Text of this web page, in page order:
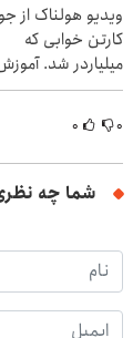
ویدیو هولناک از
کارتن خوابی که
میلیاردر شد.
رایگان
۰ ۰
شما چه